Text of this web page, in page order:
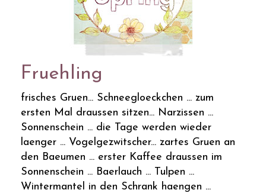
Fruehling
frisches Gruen... Schneegloeckchen ... zum
ersten Mal draussen sitzen... Narzissen ...
Sonnenschein ... die Tage werden wieder
laenger ... Vogelgezwitscher... zartes Gruen an
den Baeumen ... erster Kaffee draussen im
Sonnenschein ... Baerlauch ... Tulpen ...
Wintermantel in den Schrank haengen ...